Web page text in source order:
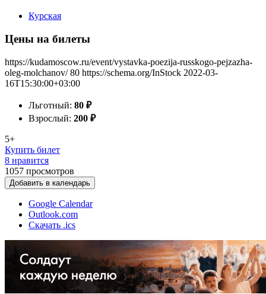
Курская
Цены на билеты
https://kudamoscow.ru/event/vystavka-poezija-russkogo-pejzazha-
oleg-molchanov/ 80 https://schema.org/InStock 2022-03-
16T15:30:00+03:00
Льготный: 80 ₽
Взрослый: 200 ₽
5+
Купить билет
8 нравится
1057 просмотров
Добавить в календарь
Google Calendar
Outlook.com
Скачать .ics